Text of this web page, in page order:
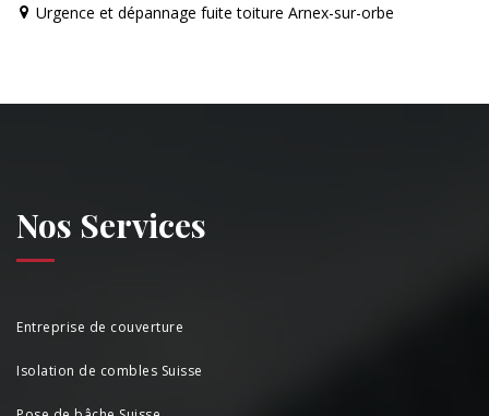
Urgence et dépannage fuite toiture Arnex-sur-orbe
Nos Services
Entreprise de couverture
Isolation de combles Suisse